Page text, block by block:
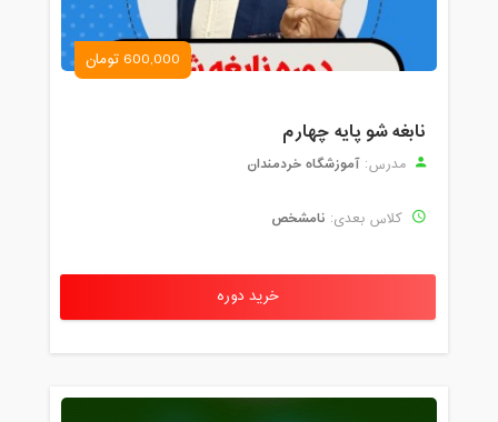
600,000 تومان
نابغه شو پایه چهارم
مدرس: آموزشگاه خردمندان
کلاس بعدی: نامشخص
خرید دوره